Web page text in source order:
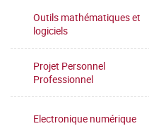
Outils mathématiques et
logiciels
Projet Personnel
Professionnel
Electronique numérique